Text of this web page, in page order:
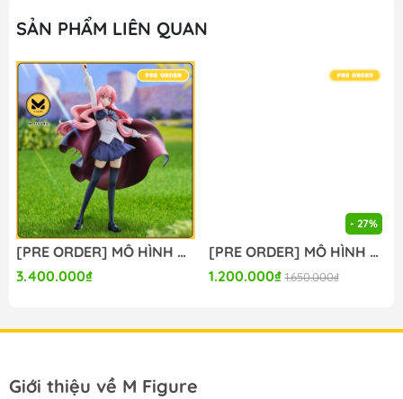
SẢN PHẨM LIÊN QUAN
[PRE ORDER] MÔ HÌNH Zero no Tsukaima - Louise Françoise Le Blanc de la Vallière - KDcolle - 20th Anniversary (Kadokawa, Tops) FIGURE CHÍNH HÃNG
3.400.000₫
- 27%
[PRE ORDER] MÔ HÌNH Umamusume: Cinderella Gray - Tamamo Cross - Mini Memory - Nervous (Good Smile Company) FIGURE CHÍNH HÃNG
1.200.000₫ 1.650.000₫
Giới thiệu về M Figure